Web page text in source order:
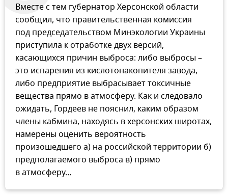
Вместе с тем губернатор Херсонской области
сообщил, что правительственная комиссия
под председательством Минэкологии Украины
приступила к отработке двух версий,
касающихся причин выброса: либо выбросы –
это испарения из кислотонакопителя завода,
либо предприятие выбрасывает токсичные
вещества прямо в атмосферу. Как и следовало
ожидать, Гордеев не пояснил, каким образом
члены кабмина, находясь в херсонских широтах,
намерены оценить вероятность
произошедшего а) на российской территории б)
предполагаемого выброса в) прямо
в атмосферу…